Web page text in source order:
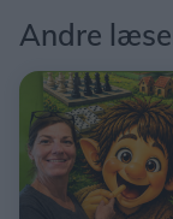
Andre